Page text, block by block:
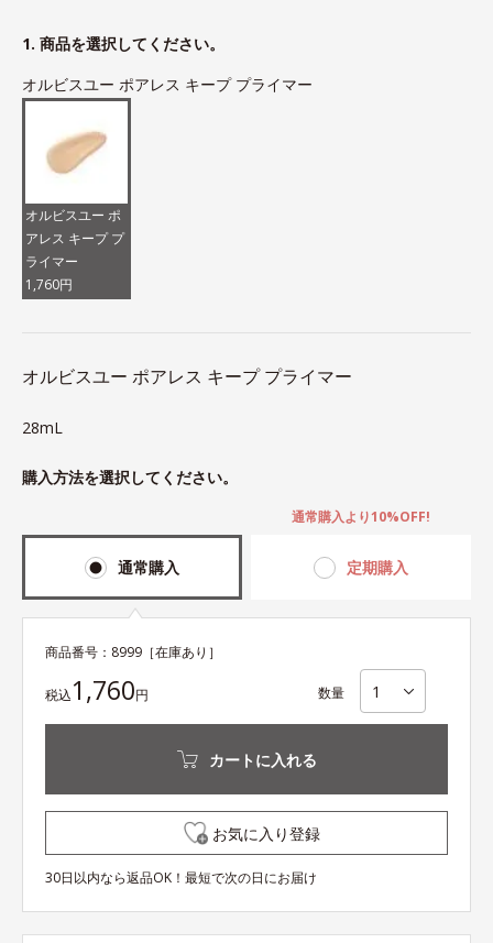
1. 商品を選択してください。
オルビスユー ポアレス キープ プライマー
オルビスユー ポ
アレス キープ プ
ライマー
1,760円
オルビスユー ポアレス キープ プライマー
28mL
購入方法を選択してください。
通常購入 定期購入
通常購入より10%OFF!
商品番号： 8999 ［在庫あり］
税込1,760円 数量
カートに入れる
お気に入り登録
30日以内なら返品OK！最短で次の日にお届け